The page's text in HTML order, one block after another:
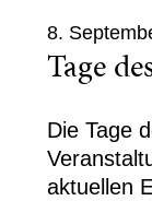
8.
Tage
Die Tage
aktuellen